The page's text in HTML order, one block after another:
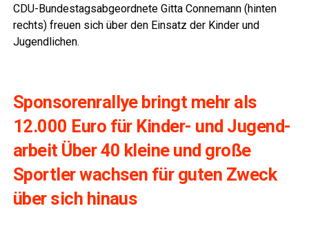
CDU-Bun­des­tags­ab­ge­ord­ne­te Git­ta Con­ne­mann (hin­ten
rechts) freu­en sich über den Ein­satz der Kin­der und
Jugendlichen.
Spon­so­ren­ral­lye bringt mehr als
12.000 Euro für Kin­der- und Jugend­
ar­beit Über 40 klei­ne und gro­ße
Sport­ler wach­sen für guten Zweck
über sich hinaus